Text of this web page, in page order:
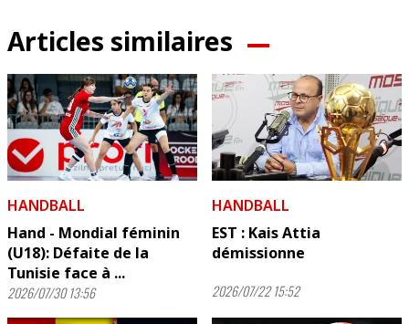
Articles similaires
HANDBALL
Hand - Mondial féminin
(U18): Défaite de la
Tunisie face à ...
2026/07/30 13:56
HANDBALL
EST : Kais Attia
démissionne
2026/07/22 15:52